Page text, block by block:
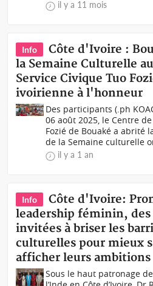
il y a 11 mois
Info
Côte d'Ivoire :
la Semaine Culturelle
Service Civique Tuo
ivoirienne à l'honneur
Des participants (.ph
06 août 2025, le Centre
Fozié de Bouaké a abrité
de la Semaine culturelle
il y a 1 an
Info
Côte d'Ivoire:
leadership féminin,
invitées à briser les
culturelles pour mieux
afficher leurs ambitions
Sous le haut patronage